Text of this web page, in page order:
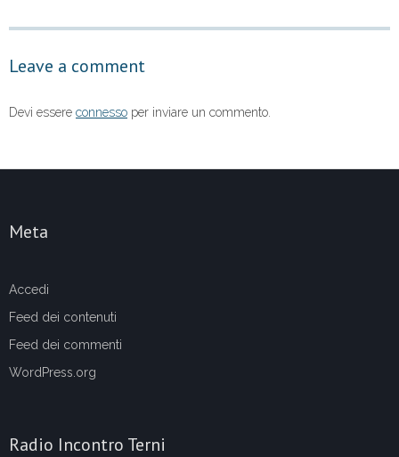
k
Leave a comment
Devi essere connesso per inviare un commento.
Meta
Accedi
Feed dei contenuti
Feed dei commenti
WordPress.org
Radio Incontro Terni